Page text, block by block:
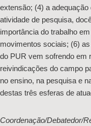
extensão; (4) a
atividade de pesquisa,
importância do trabalho
movimentos sociais; (6)
do PUR vem sofrendo em
reivindicações do campo
no ensino, na pesquisa e
destas três esferas de
Coordenação/Debatedor/